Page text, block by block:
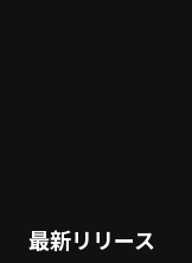
最新リリース